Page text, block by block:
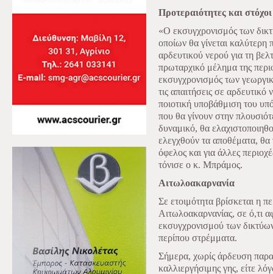
Προτεραιότητες και στόχοι
«Ο εκσυγχρονισμός των
οποίων θα γίνεται
αρδευτικού νερού για τη
πρωταρχικό μέλημα της
εκσυγχρονισμός των
τις απαιτήσεις σε
ποιοτική υποβάθμιση του
που θα γίνουν στην
δυναμικό, θα
ελεγχθούν τα αποθέματα, θα
όφελος και για άλλες
τόνισε ο κ. Μπράμος.
Αιτωλοακαρνανία
Σε ετοιμότητα βρίσκεται η
Αιτωλοακαρνανίας, σε ό,τι
εκσυγχρονισμού των
περίπου στρέμματα.
Σήμερα, χωρίς άρδευση
καλλιεργήσιμης γης, είτε